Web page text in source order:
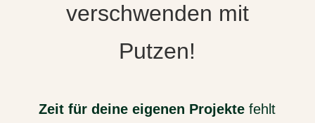
verschwenden mit
Putzen!
Zeit für deine eigenen Projekte fehlt